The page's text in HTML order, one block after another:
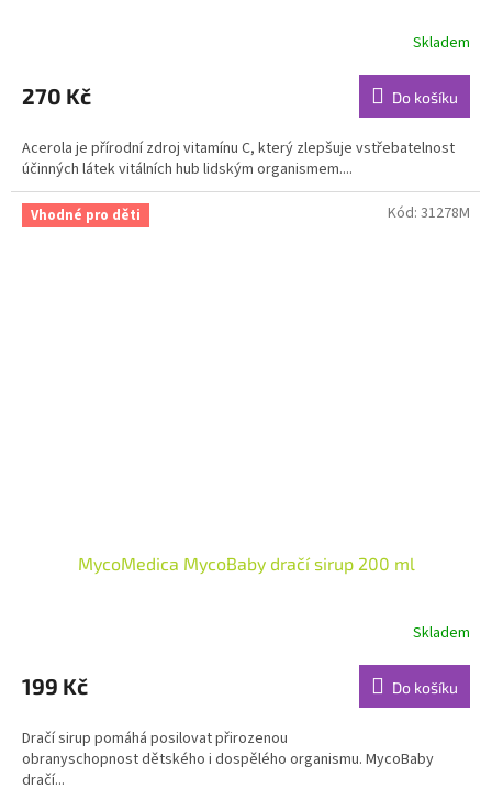
produktu
je
z
5
hvězdiček.
Skladem
270 Kč Do košíku
Acerola je přírodní zdroj vitamínu C, který zlepšuje vstřebatelnost
účinných látek vitálních hub lidským organismem....
Vhodné pro děti
MycoMedica MycoBaby dračí sirup 200 ml
produktu
je
z
5
hvězdiček.
Skladem
199 Kč Do košíku
Dračí sirup pomáhá posilovat přirozenou
obranyschopnost dětského i dospělého organismu. MycoBaby
dračí...
Kód: 31278M